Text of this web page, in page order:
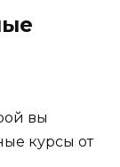
вы
курсы от